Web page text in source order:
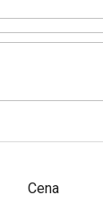
Cena